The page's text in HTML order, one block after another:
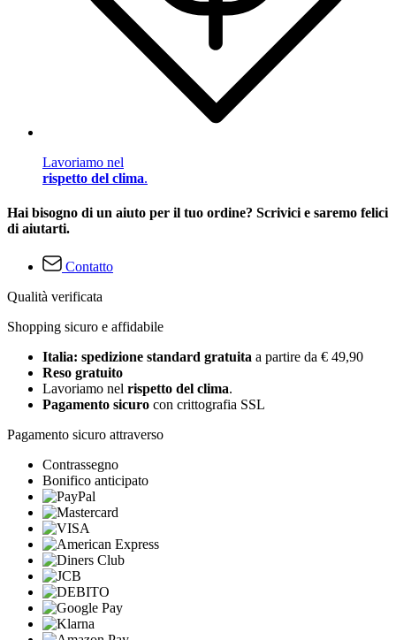
Lavoriamo nel
rispetto del clima.
Hai bisogno di un aiuto per il tuo ordine? Scrivici e saremo felici
di aiutarti.
Contatto
Qualità verificata
Shopping sicuro e affidabile
Italia: spedizione standard gratuita a partire da € 49,90
Reso gratuito
Lavoriamo nel rispetto del clima.
Pagamento sicuro con crittografia SSL
Pagamento sicuro attraverso
Contrassegno
Bonifico anticipato